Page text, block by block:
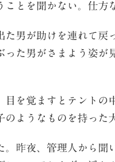
ことを聞かない。仕方
男が助けを連れて戻
った男がさまよう姿が
を覚ますとテントの
のようなものを持った
昨夜、管理人から聞